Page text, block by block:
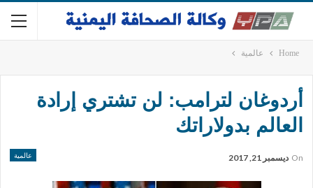
Home عالمية
أردوغان لترامب: لن تشتري إرادة
العالم بدولاراتك
عالمية On ديسمبر 21, 2017